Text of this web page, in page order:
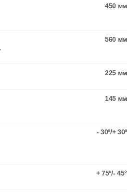
450 мм
560 мм
225 мм
145 мм
- 30º/+ 30º
+ 75º/- 45°